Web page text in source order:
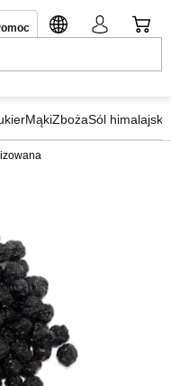
MąkiZbożaSól himalajska